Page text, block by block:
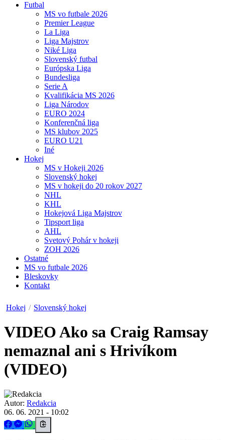
Futbal
MS vo futbale 2026
Premier League
La Liga
Liga Majstrov
Niké Liga
Slovenský futbal
Európska Liga
Bundesliga
Serie A
Kvalifikácia MS 2026
Liga Národov
EURO 2024
Konferenčná liga
MS klubov 2025
EURO U21
Iné
Hokej
MS v Hokeji 2026
Slovenský hokej
MS v hokeji do 20 rokov 2027
NHL
KHL
Hokejová Liga Majstrov
Tipsport liga
AHL
Svetový Pohár v hokeji
ZOH 2026
Ostatné
MS vo futbale 2026
Bleskovky
Kontakt
Hokej / Slovenský hokej
VIDEOAko sa Craig Ramsay
nemaznal ani s Hrivíkom
(VIDEO)
Autor: Redakcia
06. 06. 2021 - 10:02